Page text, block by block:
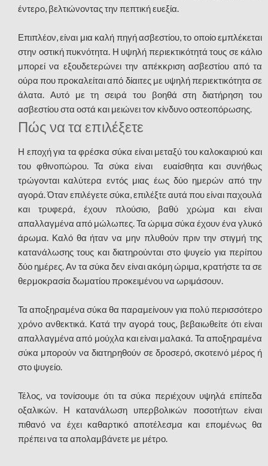
έντερο, βελτιώνοντας την πεπτική ευεξία.
Επιπλέον, είναι μια καλή πηγή ασβεστίου, το οποίο εμπλέκεται
στην οστική πυκνότητα. Η υψηλή περιεκτικότητά τους σε κάλιο
μπορεί να εξουδετερώνει την απέκκριση ασβεστίου από τα
ούρα που προκαλείται από δίαιτες με υψηλή περιεκτικότητα σε
άλατα. Αυτό με τη σειρά του βοηθά στη διατήρηση του
ασβεστίου στα οστά και μειώνει τον κίνδυνο οστεοπόρωσης.
Πώς να τα επιλέξετε
Η εποχή για τα φρέσκα σύκα είναι μεταξύ του καλοκαιριού και
του φθινοπώρου. Τα σύκα είναι ευαίσθητα και συνήθως
τρώγονται καλύτερα εντός μιας έως δύο ημερών από την
αγορά. Όταν επιλέγετε σύκα, επιλέξτε αυτά που είναι παχουλά
και τρυφερά, έχουν πλούσιο, βαθύ χρώμα και είναι
απαλλαγμένα από μώλωπες. Τα ώριμα σύκα έχουν ένα γλυκό
άρωμα. Καλό θα ήταν να μην πλυθούν πριν την στιγμή της
κατανάλωσης τους και διατηρούνται στο ψυγείο για περίπου
δύο ημέρες. Αν τα σύκα δεν είναι ακόμη ώριμα, κρατήστε τα σε
θερμοκρασία δωματίου προκειμένου να ωριμάσουν.
Τα αποξηραμένα σύκα θα παραμείνουν για πολύ περισσότερο
χρόνο ανθεκτικά. Κατά την αγορά τους, βεβαιωθείτε ότι είναι
απαλλαγμένα από μούχλα και είναι μαλακά. Τα αποξηραμένα
σύκα μπορούν να διατηρηθούν σε δροσερό, σκοτεινό μέρος ή
στο ψυγείο.
Τέλος, να τονίσουμε ότι τα σύκα περιέχουν υψηλά επίπεδα
οξαλικών. Η κατανάλωση υπερβολικών ποσοτήτων είναι
πιθανό να έχει καθαρτικό αποτέλεσμα και επομένως θα
πρέπει να τα απολαμβάνετε με μέτρο.